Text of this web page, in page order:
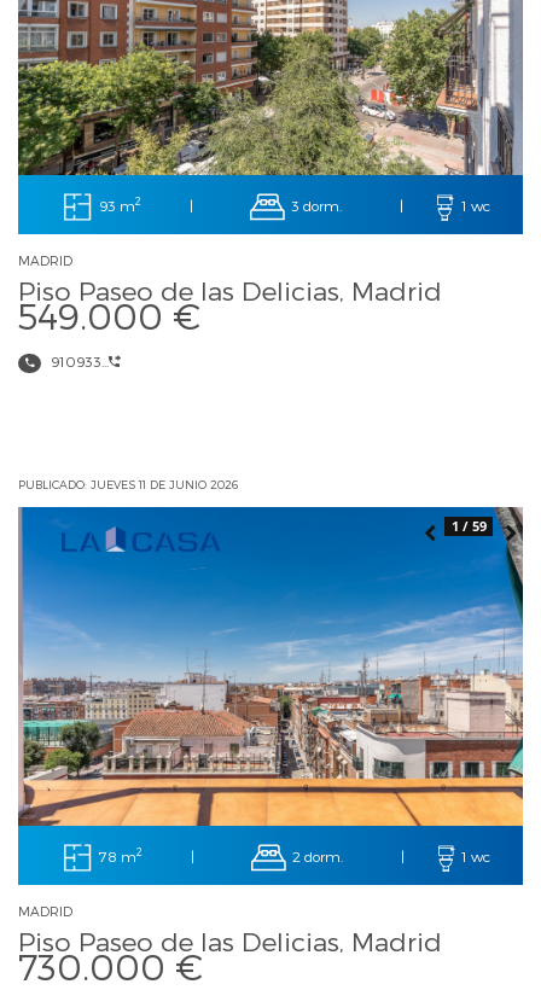
93 m2 | 3 dorm. | 1 wc
MADRID
Piso Paseo de las Delicias, Madrid
549.000 €
910933...
PUBLICADO: JUEVES 11 DE JUNIO 2026
1 / 59
78 m2 | 2 dorm. | 1 wc
MADRID
Piso Paseo de las Delicias, Madrid
730.000 €